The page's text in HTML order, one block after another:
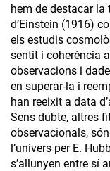
hem de destacar la
d’Einstein (1916)
els estudis
sentit i coherència
observacions i
en superar-la i
han reeixit a data
Sens dubte, altres
observacionals,
l’univers per E.
s’allunyen entre sí